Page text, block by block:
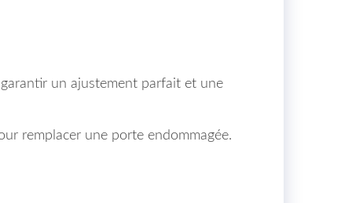
un ajustement parfait et une
remplacer une porte endommagée.